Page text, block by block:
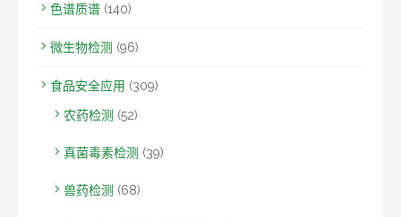
色谱质谱 (140)
微生物检测 (96)
食品安全应用 (309)
农药检测 (52)
真菌毒素检测 (39)
兽药检测 (68)